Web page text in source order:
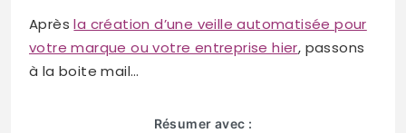
Aprèsla création d’une veille automatisée pour
votre marque ou votre entreprise hier, passons
à la boite mail…
Résumer avec :